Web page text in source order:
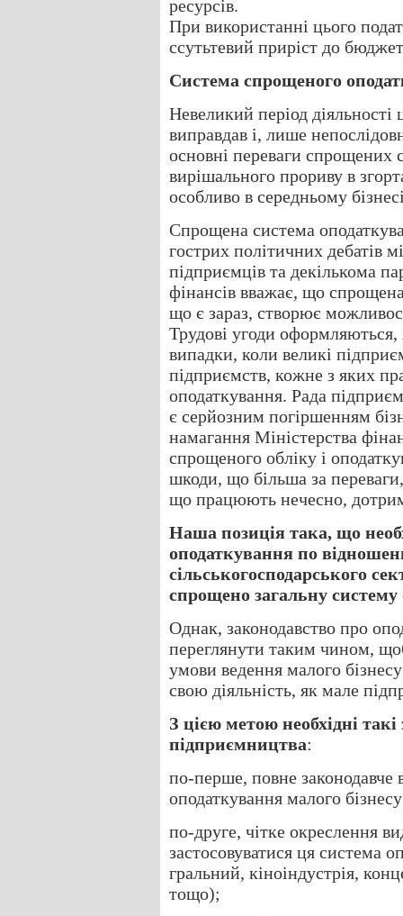
ресурсів.
При використанні цього
ссутьтевий приріст до
Система спрощеного
Невеликий період діяльності
виправдав і, лише
основні переваги спрощених
вирішального прориву в
особливо в середньому
Спрощена система
гострих політичних дебатів
підприємців та декількома
фінансів вважає, що
що є зараз, створює
Трудові угоди
випадки, коли великі
підприємств, кожне з яких
оподаткування. Рада
є серйозним погіршенням
намагання Міністерства
спрощеного обліку і
шкоди, що більша за
що працюють нечесно,
Наша позиція така, що
оподаткування по
сільськогосподарського
спрощено загальну
Однак, законодавство про
переглянути таким чином,
умови ведення малого
свою діяльність, як мале
З цією метою необхідні
підприємництва:
по-перше, повне законодавче
оподаткування малого
по-друге, чітке окреслення
застосовуватися ця система
гральний, кіноіндустрія,
тощо);